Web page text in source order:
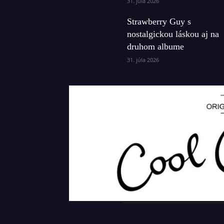
Strawberry Guy s
nostalgickou láskou aj na
druhom albume
31. júla 2026